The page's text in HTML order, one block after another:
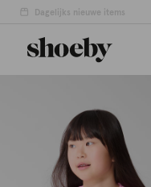
4.5/5 beoordeling door 3807 klanten